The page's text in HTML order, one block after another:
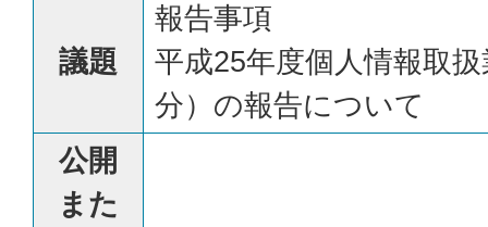
議題
報告事項
平成25年度個人情報取
分）の報告について
公開
また